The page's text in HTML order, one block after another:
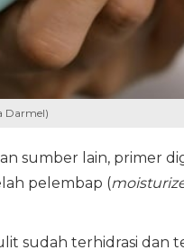
Darmel)
sumber lain, primer
pelembap (
sudah terhidrasi dan